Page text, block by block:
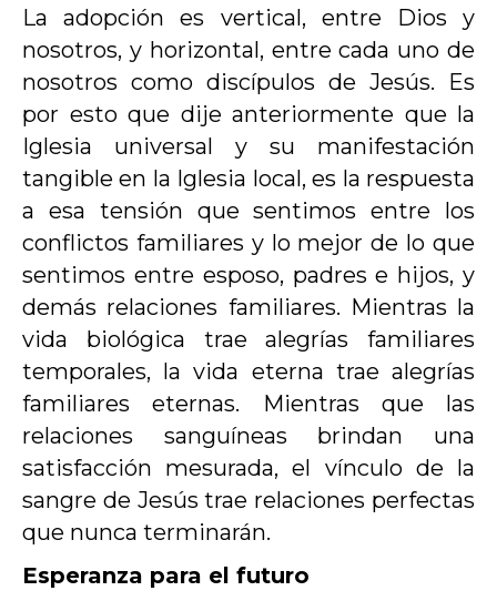
La adopción es vertical, entre Dios y
nosotros, y horizontal, entre cada uno de
nosotros como discípulos de Jesús. Es
por esto que dije anteriormente que la
Iglesia universal y su manifestación
tangible en la Iglesia local, es la respuesta
a esa tensión que sentimos entre los
conflictos familiares y lo mejor de lo que
sentimos entre esposo, padres e hijos, y
demás relaciones familiares. Mientras la
vida biológica trae alegrías familiares
temporales, la vida eterna trae alegrías
familiares eternas. Mientras que las
relaciones sanguíneas brindan una
satisfacción mesurada, el vínculo de la
sangre de Jesús trae relaciones perfectas
que nunca terminarán.
Esperanza para el futuro